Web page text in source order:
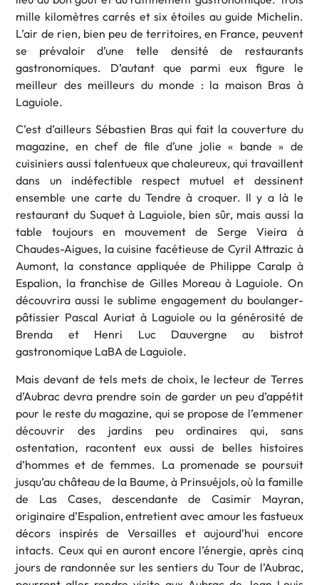
mille kilomètres carrés et six étoiles au guide Michelin.
L’air de rien, bien peu de territoires, en France, peuvent
se prévaloir d’une telle densité de restaurants
gastronomiques. D’autant que parmi eux figure le
meilleur des meilleurs du monde : la maison Bras à
Laguiole.
C’est d’ailleurs Sébastien Bras qui fait la couverture du
magazine, en chef de file d’une jolie « bande » de
cuisiniers aussi talentueux que chaleureux, qui travaillent
dans un indéfectible respect mutuel et dessinent
ensemble une carte du Tendre à croquer. Il y a là le
restaurant du Suquet à Laguiole, bien sûr, mais aussi la
table toujours en mouvement de Serge Vieira à
Chaudes-Aigues, la cuisine facétieuse de Cyril Attrazic à
Aumont, la constance appliquée de Philippe Caralp à
Espalion, la franchise de Gilles Moreau à Laguiole. On
découvrira aussi le sublime engagement du boulanger-
pâtissier Pascal Auriat à Laguiole ou la générosité de
Brenda et Henri Luc Dauvergne au bistrot
gastronomique LaBA de Laguiole.
Mais devant de tels mets de choix, le lecteur de Terres
d’Aubrac devra prendre soin de garder un peu d’appétit
pour le reste du magazine, qui se propose de l’emmener
découvrir des jardins peu ordinaires qui, sans
ostentation, racontent eux aussi de belles histoires
d’hommes et de femmes. La promenade se poursuit
jusqu’au château de la Baume, à Prinsuéjols, où la famille
de Las Cases, descendante de Casimir Mayran,
originaire d’Espalion, entretient avec amour les fastueux
décors inspirés de Versailles et aujourd’hui encore
intacts. Ceux qui en auront encore l’énergie, après cinq
jours de randonnée sur les sentiers du Tour de l’Aubrac,